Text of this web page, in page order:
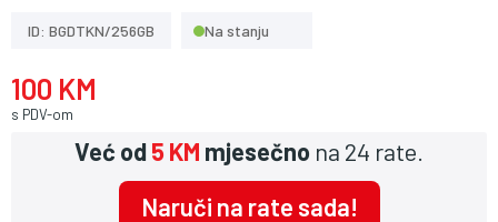
ID: BGDTKN/256GB Na stanju
100 KM
s PDV-om
Već od5 KM mjesečno na 24 rate.
Naruči na rate sada!